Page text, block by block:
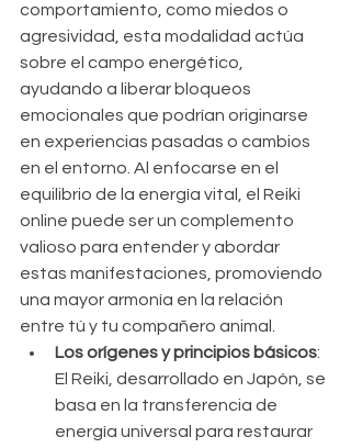
comportamiento, como miedos o
agresividad, esta modalidad actúa
sobre el campo energético,
ayudando a liberar bloqueos
emocionales que podrían originarse
en experiencias pasadas o cambios
en el entorno. Al enfocarse en el
equilibrio de la energía vital, el Reiki
online puede ser un complemento
valioso para entender y abordar
estas manifestaciones, promoviendo
una mayor armonía en la relación
entre tú y tu compañero animal.
Los orígenes y principios básicos:
El Reiki, desarrollado en Japón, se
basa en la transferencia de
energía universal para restaurar